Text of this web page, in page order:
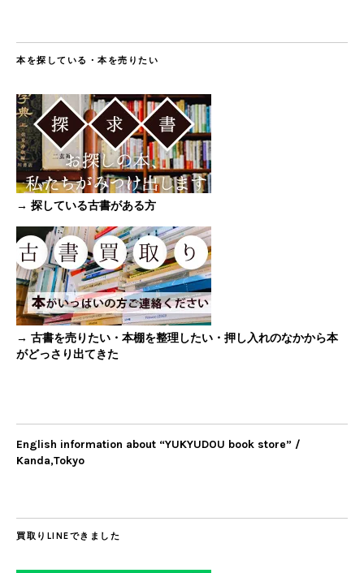
本を探している・本を売りたい
→ 探している古書がある方
→ 古書を売りたい・本棚を整理したい・押し入れのなかから本
がどっさり出てきた
English information about “YUKYUDOU book store” /
Kanda,Tokyo
買取りLINEできました